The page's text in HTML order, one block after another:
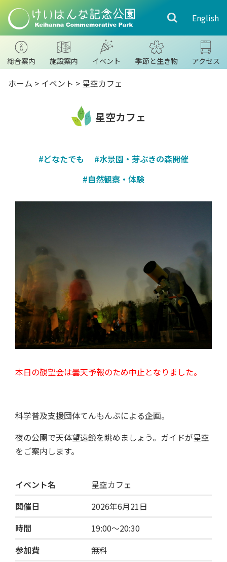
English
総合案内 施設案内 イベント 季節と生き物 アクセス
ホーム > イベント > 星空カフェ
星空カフェ
#どなたでも
#水景園・芽ぶきの森開催
#自然観察・体験
本日の観望会は曇天予報のため中止となりました。
科学普及支援団体てんもんぶによる企画。
夜の公園で天体望遠鏡を眺めましょう。ガイドが星空
をご案内します。
イベント名
星空カフェ
開催日
2026年6月21日
時間
19:00〜20:30
参加費
無料